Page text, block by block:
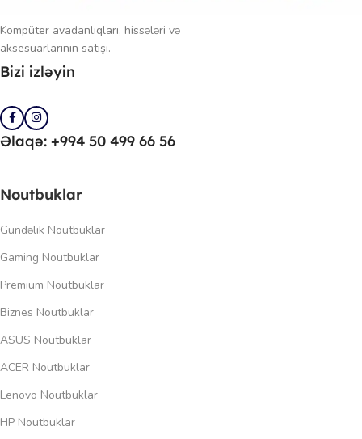
Kompüter avadanlıqları, hissələri və
aksesuarlarının satışı.
Bizi izləyin
Əlaqə: +994 50 499 66 56
Noutbuklar
Gündəlik Noutbuklar
Gaming Noutbuklar
Premium Noutbuklar
Biznes Noutbuklar
ASUS Noutbuklar
ACER Noutbuklar
Lenovo Noutbuklar
HP Noutbuklar